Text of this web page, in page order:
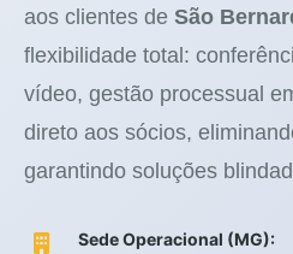
aos clientes de São
flexibilidade total:
vídeo, gestão processual
direto aos sócios,
garantindo soluções
Sede Operacional (MG):